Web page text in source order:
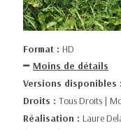
Format : HD
Moins de détails
Versions disponibles :
Droits : Tous Droits |
Réalisation : Laure